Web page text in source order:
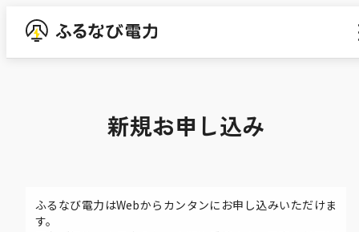
よくあるご質問
新規お申し込み
ふるなび電力はWebからカンタンにお申し込みいただけま
す。